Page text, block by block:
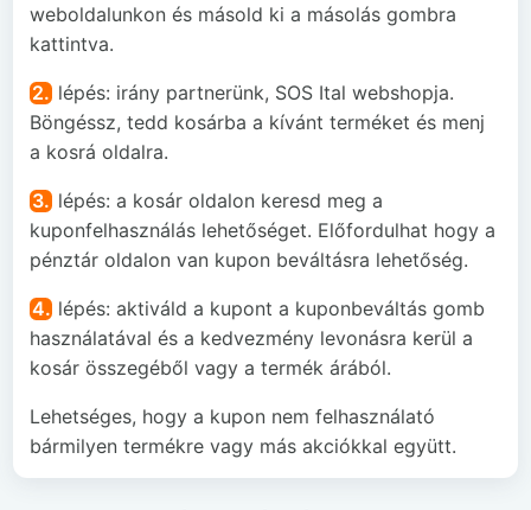
weboldalunkon és másold ki a másolás gombra
kattintva.
2. lépés: irány partnerünk, SOS Ital webshopja.
Böngéssz, tedd kosárba a kívánt terméket és menj
a kosrá oldalra.
3. lépés: a kosár oldalon keresd meg a
kuponfelhasználás lehetőséget. Előfordulhat hogy a
pénztár oldalon van kupon beváltásra lehetőség.
4. lépés: aktiváld a kupont a kuponbeváltás gomb
használatával és a kedvezmény levonásra kerül a
kosár összegéből vagy a termék árából.
Lehetséges, hogy a kupon nem felhasználató
bármilyen termékre vagy más akciókkal együtt.